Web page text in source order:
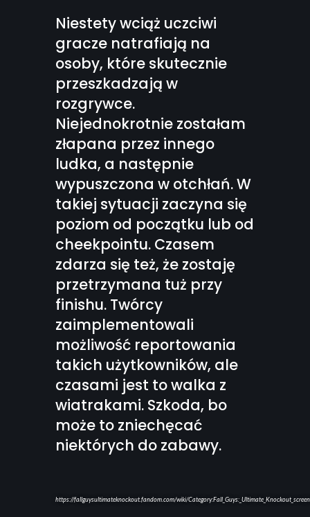
Niestety wciąż uczciwi
gracze natrafiają na
osoby, które skutecznie
przeszkadzają w
rozgrywce.
Niejednokrotnie zostałam
złapana przez innego
ludka, a następnie
wypuszczona w otchłań. W
takiej sytuacji zaczyna się
poziom od początku lub od
cheekpointu. Czasem
zdarza się też, że zostaję
przetrzymana tuż przy
finishu. Twórcy
zaimplementowali
możliwość reportowania
takich użytkowników, ale
czasami jest to walka z
wiatrakami. Szkoda, bo
może to zniechęcać
niektórych do zabawy.
https://fallguysultimateknockout.fandom.com/wiki/